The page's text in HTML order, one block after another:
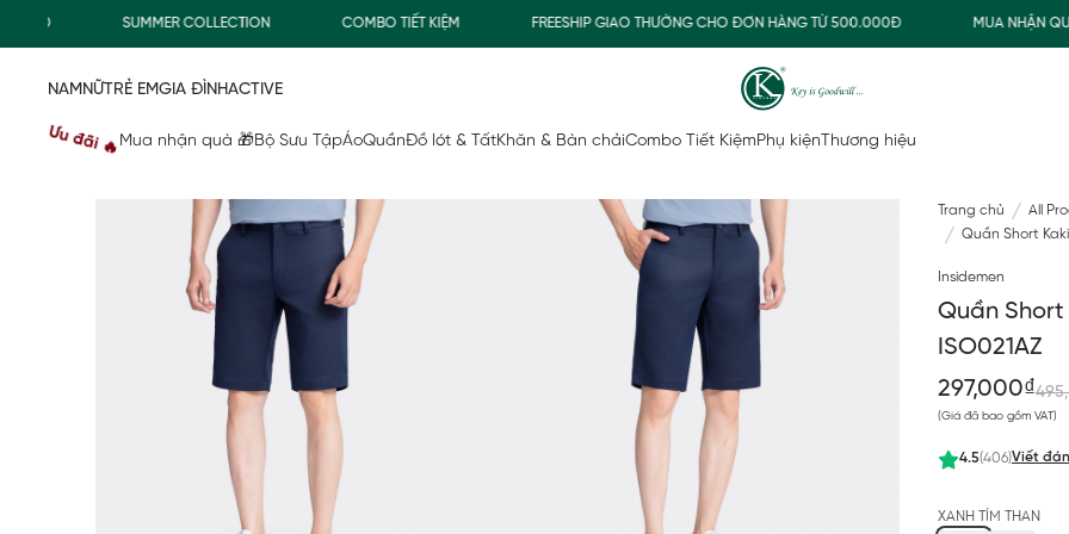
SUMMER COLLECTION COMBO TIẾT KIỆM FREESHIP GIAO THƯỜNG CHO ĐƠN HÀNG TỪ 500.000Đ MUA NHẬN QUÀ
NAMNỮTRẺ EMGIA ĐÌNHACTIVE
Ưu đãi 🔥 Mua nhận quà 🎁Bộ Sưu TậpÁoQuầnĐồ lót & TấtKhăn & Bàn chảiCombo Tiết KiệmPhụ kiện Thương hiệu
Trang chủ
All
Quần Short
Insidemen
Quần Short
ISO021AZ
297,000₫
(Giá đã bao gồm VAT)
4.5(406)Viết
XANH TÍM THAN